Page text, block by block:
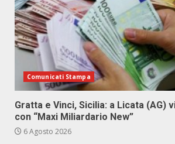
Comunicati Stampa
Gratta e Vinci, Sicilia: a Licata (AG)
con “Maxi Miliardario New”
6 Agosto 2026